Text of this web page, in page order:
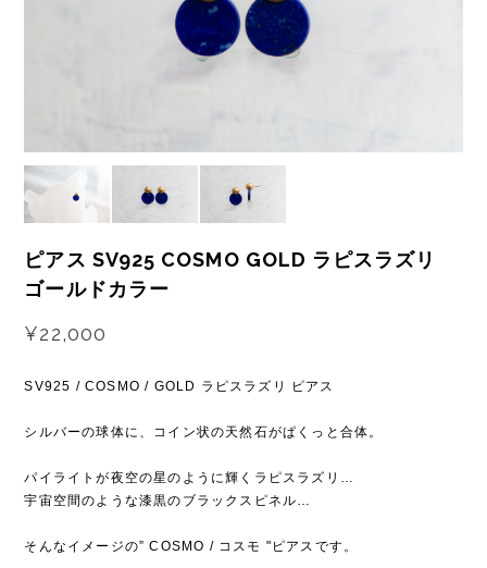
ピアス SV925 COSMO GOLD ラピスラズリ
ゴールドカラー
¥22,000
SV925 / COSMO / GOLD ラピスラズリ ピアス
シルバーの球体に、コイン状の天然石がぱくっと合体。
パイライトが夜空の星のように輝くラピスラズリ…
宇宙空間のような漆黒のブラックスピネル…
そんなイメージの” COSMO / コスモ "ピアスです。